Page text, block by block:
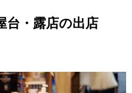
台・露店の出店